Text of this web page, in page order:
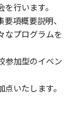
行います。
項概要説明、
なプログラムを
参加型のイベン
いたします。